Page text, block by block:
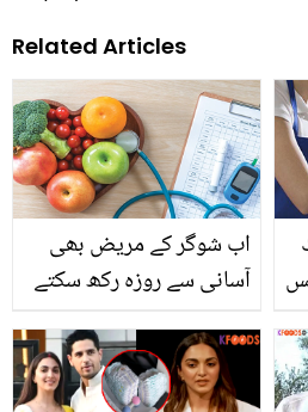
Related Articles
اب شوگر کے مریض بھی
آسانی سے روزہ رکھ سکتے
کیا کھائیں کہ طبیعت
خراب نہ ہو؟